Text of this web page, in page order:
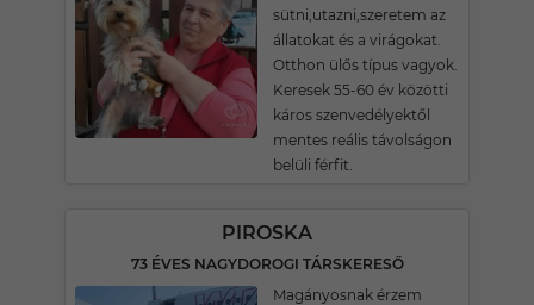
sütni,utazni,szeretem az
állatokat és a virágokat.
Otthon ülős típus vagyok.
Keresek 55-60 év közötti
káros szenvedélyektől
mentes reális távolságon
belüli férfit.
PIROSKA
73 ÉVES NAGYDOROGI TÁRSKERESŐ
Magányosnak érzem